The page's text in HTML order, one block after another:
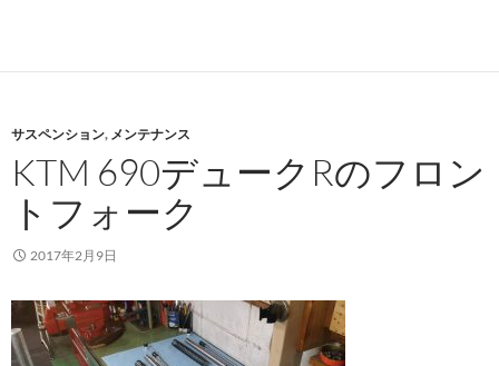
サスペンション, メンテナンス
KTM 690デュークRのフロン
トフォーク
2017年2月9日